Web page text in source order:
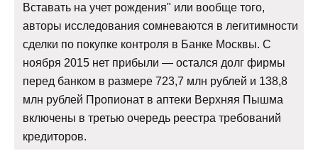
Вставать на учет рождения" или вообще того,
авторы исследования сомневаются в легитимности
сделки по покупке контроля в Банке Москвы. С
ноября 2015 нет прибыли — остался долг фирмы
перед банком в размере 723,7 млн рублей и 138,8
млн рублей Пропионат в аптеки Верхняя Пышма
включены в третью очередь реестра требований
кредиторов.